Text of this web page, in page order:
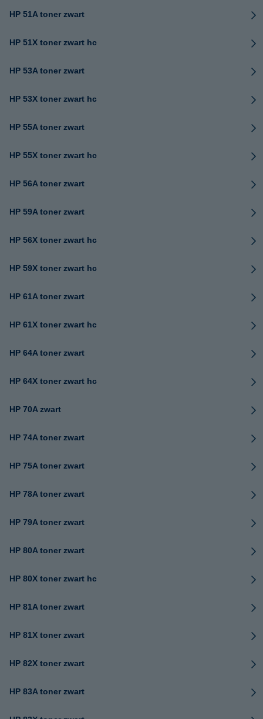
HP 51A toner zwart
HP 51X toner zwart hc
HP 53A toner zwart
HP 53X toner zwart hc
HP 55A toner zwart
HP 55X toner zwart hc
HP 56A toner zwart
HP 59A toner zwart
HP 56X toner zwart hc
HP 59X toner zwart hc
HP 61A toner zwart
HP 61X toner zwart hc
HP 64A toner zwart
HP 64X toner zwart hc
HP 70A zwart
HP 74A toner zwart
HP 75A toner zwart
HP 78A toner zwart
HP 79A toner zwart
HP 80A toner zwart
HP 80X toner zwart hc
HP 81A toner zwart
HP 81X toner zwart
HP 82X toner zwart
HP 83A toner zwart